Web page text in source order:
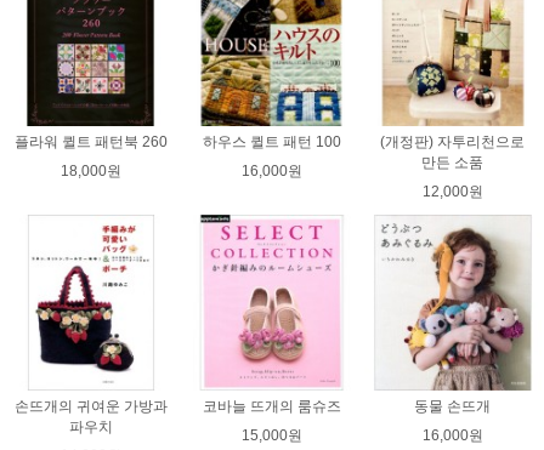
플라워 퀼트 패턴북 260
18,000원
하우스 퀼트 패턴 100
16,000원
(개정판) 자투리천으로
만든 소품
12,000원
손뜨개의 귀여운 가방과
파우치
코바늘 뜨개의 룸슈즈
15,000원
동물 손뜨개
16,000원